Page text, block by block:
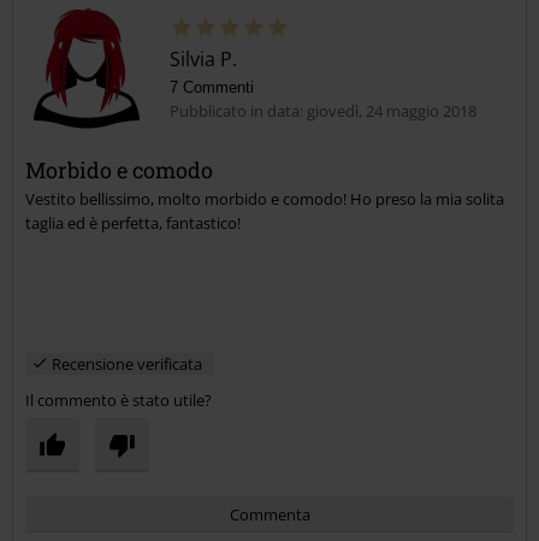
Invia un commento
Silvia P.
7 Commenti
Pubblicato in data: giovedì, 24 maggio 2018
Morbido e comodo
Vestito bellissimo, molto morbido e comodo! Ho preso la mia solita
taglia ed è perfetta, fantastico!
Recensione verificata
Il commento è stato utile?
Commenta